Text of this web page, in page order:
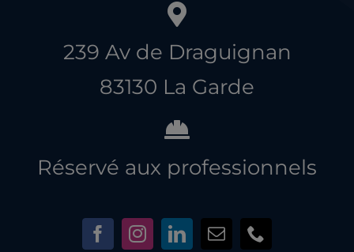
239 Av de Draguignan
83130 La Garde
Réservé aux professionnels